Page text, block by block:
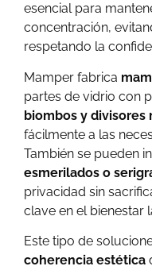
esencial para
concentración,
respetando la
Mamper fabrica
partes de vidrio con
biombos y divisores
fácilmente a las
También se pueden
esmerilados o
privacidad sin
clave en el bienestar
Este tipo de
coherencia estética